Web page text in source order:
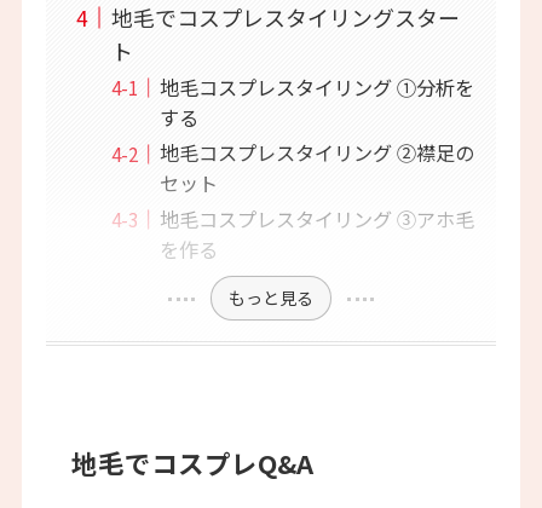
地毛でコスプレスタイリングスター
ト
地毛コスプレスタイリング ①分析を
する
地毛コスプレスタイリング ②襟足の
セット
地毛コスプレスタイリング ③アホ毛
を作る
もっと見る
地毛でコスプレQ&A